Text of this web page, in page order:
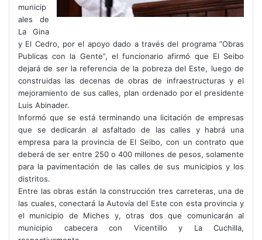
municip
ales de
La Gina
y El Cedro, por el apoyo dado a través del programa “Obras
Publicas con la Gente”, el funcionario afirmó que El Seibo
dejará de ser la referencia de la pobreza del Este, luego de
construidas las decenas de obras de infraestructuras y el
mejoramiento de sus calles, plan ordenado por el presidente
Luis Abinader.
Informó que se está terminando una licitación de empresas
que se dedicarán al asfaltado de las calles y habrá una
empresa para la provincia de El Seibo, con un contrato que
deberá de ser entre 250 o 400 millones de pesos, solamente
para la pavimentación de las calles de sus municipios y los
distritos.
Entre las obras están la construcción tres carreteras, una de
las cuales, conectará la Autovía del Este con esta provincia y
el municipio de Miches y, otras dos que comunicarán al
municipio cabecera con Vicentillo y La Cuchilla,